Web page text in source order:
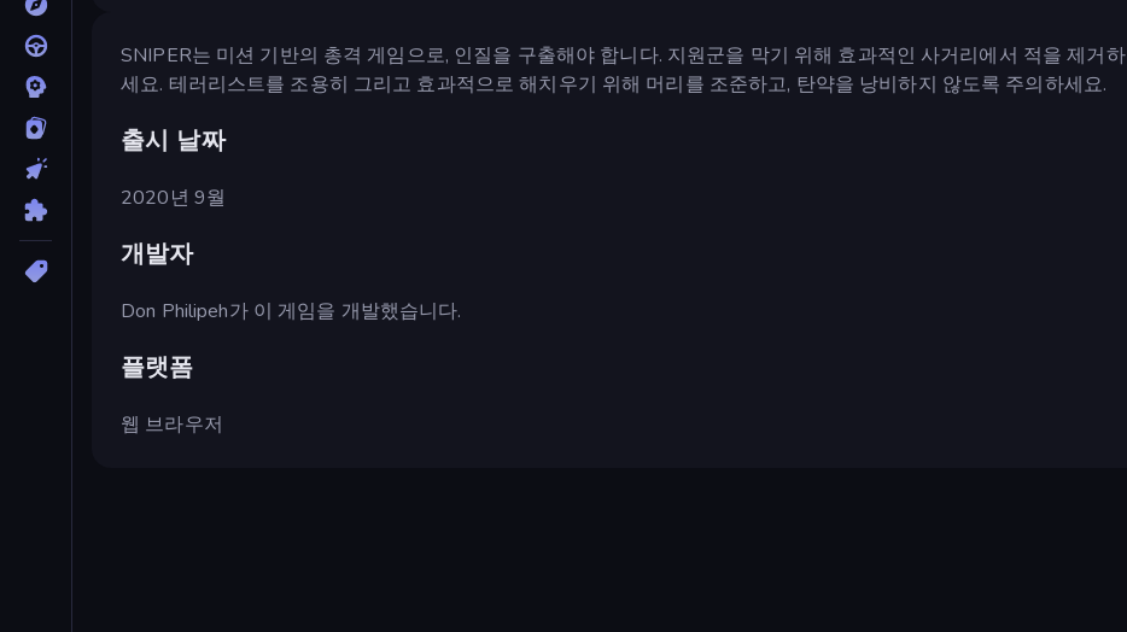
SNIPER는 미션 기반의 총격 게임으로, 인질을 구출해야 합니다. 지원군을 막기 위해 효과적인 사거리에서 적을 제거하
세요. 테러리스트를 조용히 그리고 효과적으로 해치우기 위해 머리를 조준하고, 탄약을 낭비하지 않도록 주의하세요.
출시 날짜
2020년 9월
개발자
Don Philipeh가 이 게임을 개발했습니다.
플랫폼
웹 브라우저